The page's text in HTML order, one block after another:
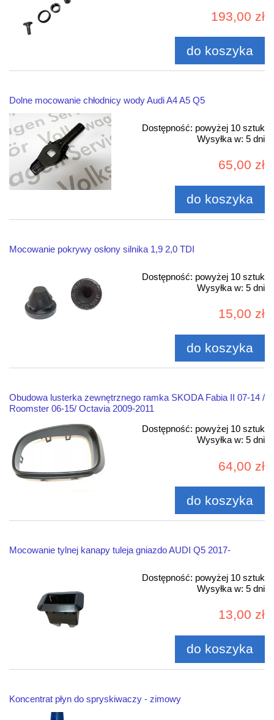
193,00 zł
do koszyka
Dolne mocowanie chłodnicy wody Audi A4 A5 Q5
Dostępność: powyżej 10 sztuk
Wysyłka w: 5 dni
65,00 zł
do koszyka
Mocowanie pokrywy osłony silnika 1,9 2,0 TDI
Dostępność: powyżej 10 sztuk
Wysyłka w: 5 dni
15,00 zł
do koszyka
Obudowa lusterka zewnętrznego ramka SKODA Fabia II 07-14 /
Roomster 06-15/ Octavia 2009-2011
Dostępność: powyżej 10 sztuk
Wysyłka w: 5 dni
64,00 zł
do koszyka
Mocowanie tylnej kanapy tuleja gniazdo AUDI Q5 2017-
Dostępność: powyżej 10 sztuk
Wysyłka w: 5 dni
13,00 zł
do koszyka
Koncentrat płyn do spryskiwaczy - zimowy